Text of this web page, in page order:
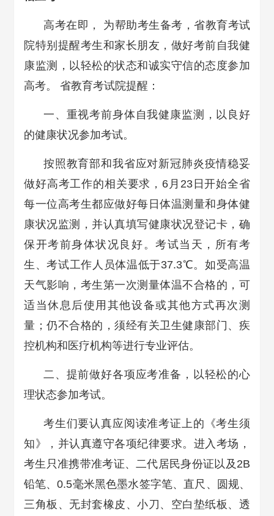
高考在即， 为帮助考生备考，省教育考试
院特别提醒考生和家长朋友，做好考前自我健
康监测，以轻松的状态和诚实守信的态度参加
高考。 省教育考试院提醒：
一、重视考前身体自我健康监测，以良好
的健康状况参加考试。
按照教育部和我省应对新冠肺炎疫情稳妥
做好高考工作的相关要求，6月23日开始全省
每一位高考生都应做好每日体温测量和身体健
康状况监测，并认真填写健康状况登记卡，确
保开考前身体状况良好。考试当天，所有考
生、考试工作人员体温低于37.3℃。如受高温
天气影响，考生第一次测量体温不合格的，可
适当休息后使用其他设备或其他方式再次测
量；仍不合格的，须经有关卫生健康部门、疾
控机构和医疗机构等进行专业评估。
二、提前做好各项应考准备，以轻松的心
理状态参加考试。
考生们要认真应阅读准考证上的《考生须
知》，并认真遵守各项纪律要求。进入考场，
考生只准携带准考证、二代居民身份证以及2B
铅笔、0.5毫米黑色墨水签字笔、直尺、圆规、
三角板、无封套橡皮、小刀、空白垫纸板、透